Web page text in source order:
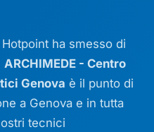
ha smesso di
ARCHIMEDE - Centro
Genova è il punto di
a Genova e in tutta
tecnici